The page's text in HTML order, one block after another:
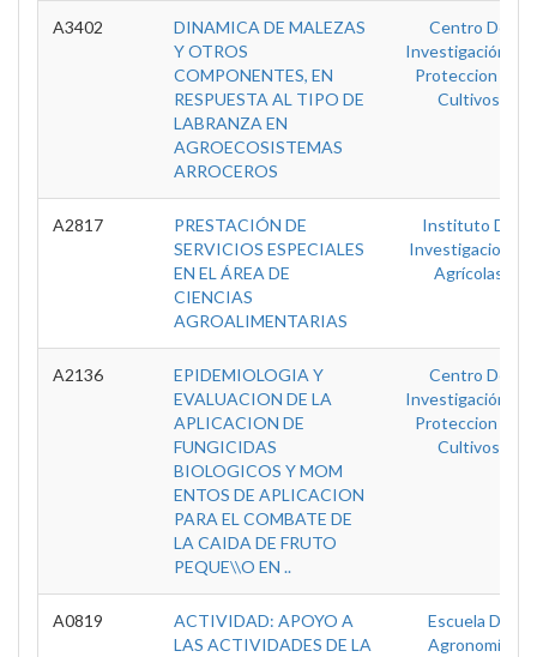
A3402
DINAMICA DE MALEZAS
Y OTROS
COMPONENTES, EN
RESPUESTA AL TIPO DE
LABRANZA EN
AGROECOSISTEMAS
ARROCEROS
Centro De
Investigación De
Proteccion De
Cultivos
A2817
PRESTACIÓN DE
SERVICIOS ESPECIALES
EN EL ÁREA DE
CIENCIAS
AGROALIMENTARIAS
Instituto De
Investigaciones
Agrícolas
A2136
EPIDEMIOLOGIA Y
EVALUACION DE LA
APLICACION DE
FUNGICIDAS
BIOLOGICOS Y MOM
ENTOS DE APLICACION
PARA EL COMBATE DE
LA CAIDA DE FRUTO
PEQUE\\O EN ..
Centro De
Investigación De
Proteccion De
Cultivos
A0819
ACTIVIDAD: APOYO A
LAS ACTIVIDADES DE LA
Escuela De
Agronomía